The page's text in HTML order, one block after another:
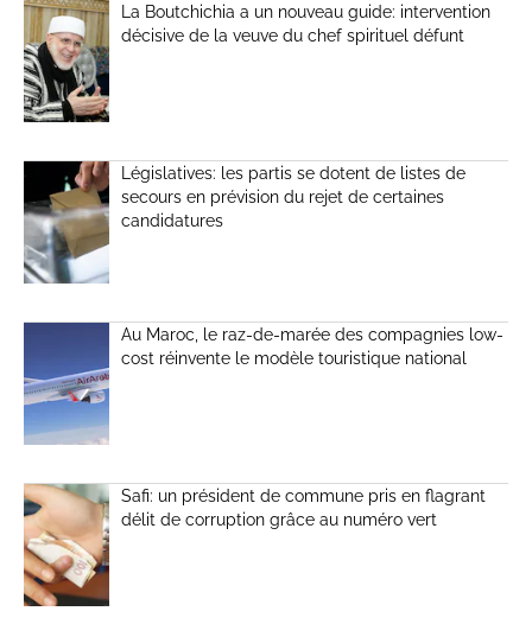
La Boutchichia a un nouveau guide: intervention
décisive de la veuve du chef spirituel défunt
Législatives: les partis se dotent de listes de
secours en prévision du rejet de certaines
candidatures
Au Maroc, le raz-de-marée des compagnies low-
cost réinvente le modèle touristique national
Safi: un président de commune pris en flagrant
délit de corruption grâce au numéro vert